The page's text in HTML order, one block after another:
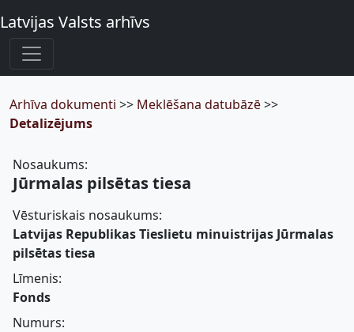
Latvijas Valsts arhīvs
Arhīva dokumenti >> Meklēšana datubāzē>>
Detalizējums
Nosaukums:
Jūrmalas pilsētas tiesa
Vēsturiskais nosaukums:
Latvijas Republikas Tieslietu minuistrijas Jūrmalas
pilsētas tiesa
Līmenis:
Fonds
Numurs: